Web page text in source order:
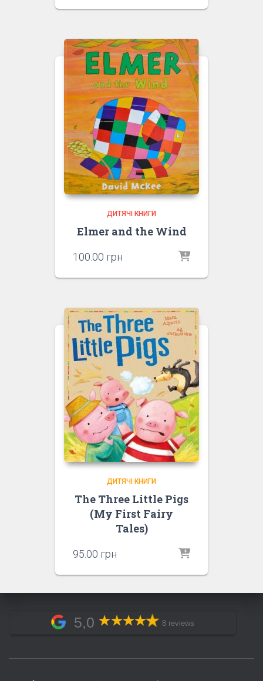
ДИТЯЧІ КНИГИ
Elmer and the Wind
100.00 грн
ДИТЯЧІ КНИГИ
The Three Little Pigs
(My First Fairy
Tales)
95.00 грн
5,0 8 reviews